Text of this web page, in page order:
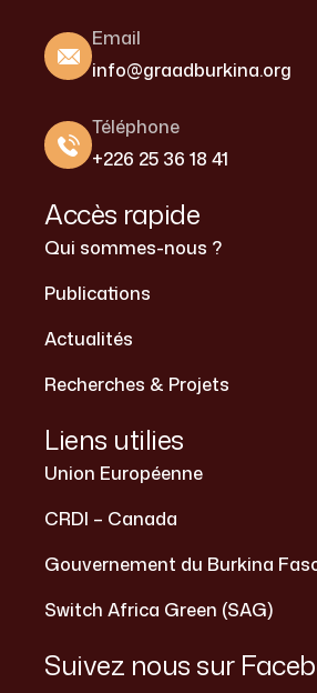
Email
info@graadburkina.org
Téléphone
+226 25 36 18 41
Accès rapide
Qui sommes-nous ?
Publications
Actualités
Recherches & Projets
Liens utilies
Union Européenne
CRDI – Canada
Gouvernement du Burkina
Switch Africa Green (SAG)
Suivez nous sur